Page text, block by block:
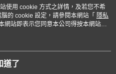
使用 cookie 方式之詳情，及若您不希
的 cookie 設定，請參閱本網站「 隱私
網站即表示您同意本公司得按本網站使
道了